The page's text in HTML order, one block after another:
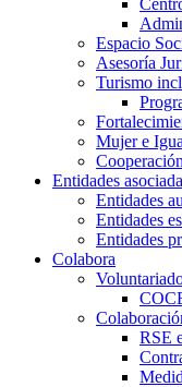
Espacio
Asesoría
Turismo
Mujer e
Cooperación
Entidades
Entidades
Entidades
Entidades
Colabora
RSE